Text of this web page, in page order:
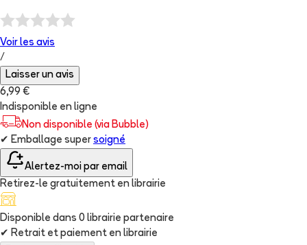
Voir les avis
/
Laisser un avis
6,99 €
Indisponible en ligne
Non disponible (via Bubble)
✔ Emballage super soigné
Alertez-moi par email
Retirez-le gratuitement en librairie
Disponible dans 0 librairie partenaire
✔ Retrait et paiement en librairie